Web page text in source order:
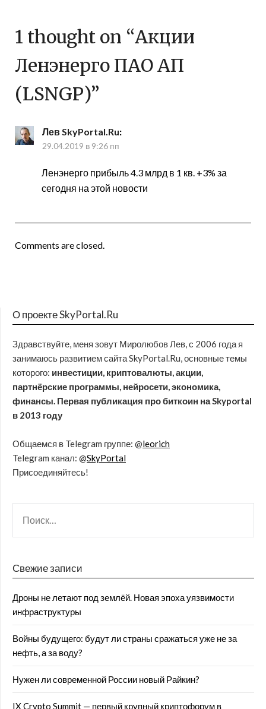
1 thought on “Акции
Ленэнерго ПАО АП
(LSNGP)”
Лев SkyPortal.Ru:
29.04.2019 в 9:26 пп
Ленэнерго прибыль 4.3 млрд в 1 кв. +3% за
сегодня на этой новости
Comments are closed.
О проекте SkyPortal.Ru
Здравствуйте, меня зовут Миролюбов Лев, с 2006 года я
занимаюсь развитием сайта SkyPortal.Ru, основные темы
которого: инвестиции, криптовалюты, акции,
партнёрские программы, нейросети, экономика,
финансы. Первая публикация про биткоин на Skyportal
в 2013 году
Общаемся в Telegram группе: @leorich
Telegram канал: @SkyPortal
Присоединяйтесь!
Свежие записи
Дроны не летают под землёй. Новая эпоха уязвимости
инфраструктуры
Войны будущего: будут ли страны сражаться уже не за
нефть, а за воду?
Нужен ли современной России новый Райкин?
IX Crypto Summit — первый крупный криптофорум в